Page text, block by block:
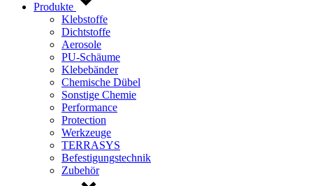
Produkte
Klebstoffe
Dichtstoffe
Aerosole
PU-Schäume
Klebebänder
Chemische Dübel
Sonstige Chemie
Performance
Protection
Werkzeuge
TERRASYS
Befestigungstechnik
Zubehör